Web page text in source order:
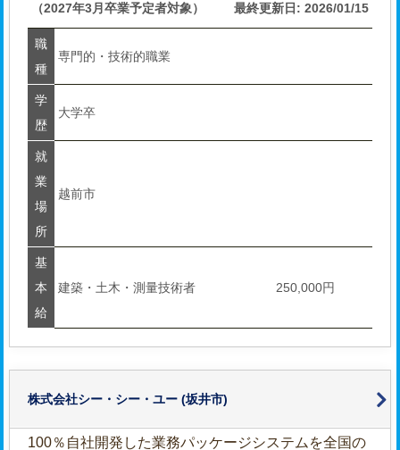
（2027年3月卒業予定者対象） 最終更新日: 2026/01/15
職
種
専門的・技術的職業
学
歴
大学卒
就
業
場
所
越前市
基
本
給
建築・土木・測量技術者 250,000円
株式会社シー・シー・ユー (坂井市)
100％自社開発した業務パッケージシステムを全国の